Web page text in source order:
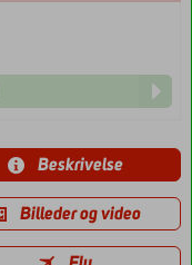
Beskrivelse
Billeder og video